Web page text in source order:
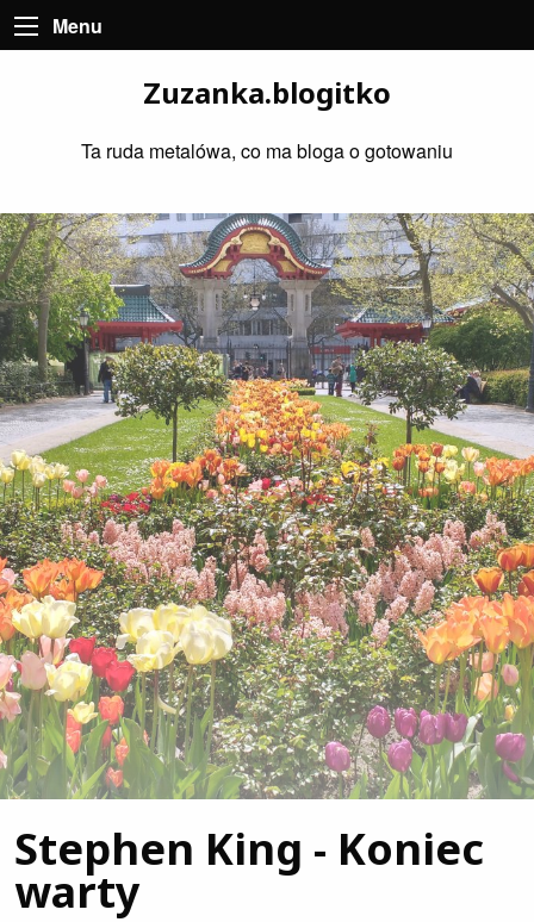
Menu
Zuzanka.blogitko
Ta ruda metalówa, co ma bloga o gotowaniu
Stephen King - Koniec
warty